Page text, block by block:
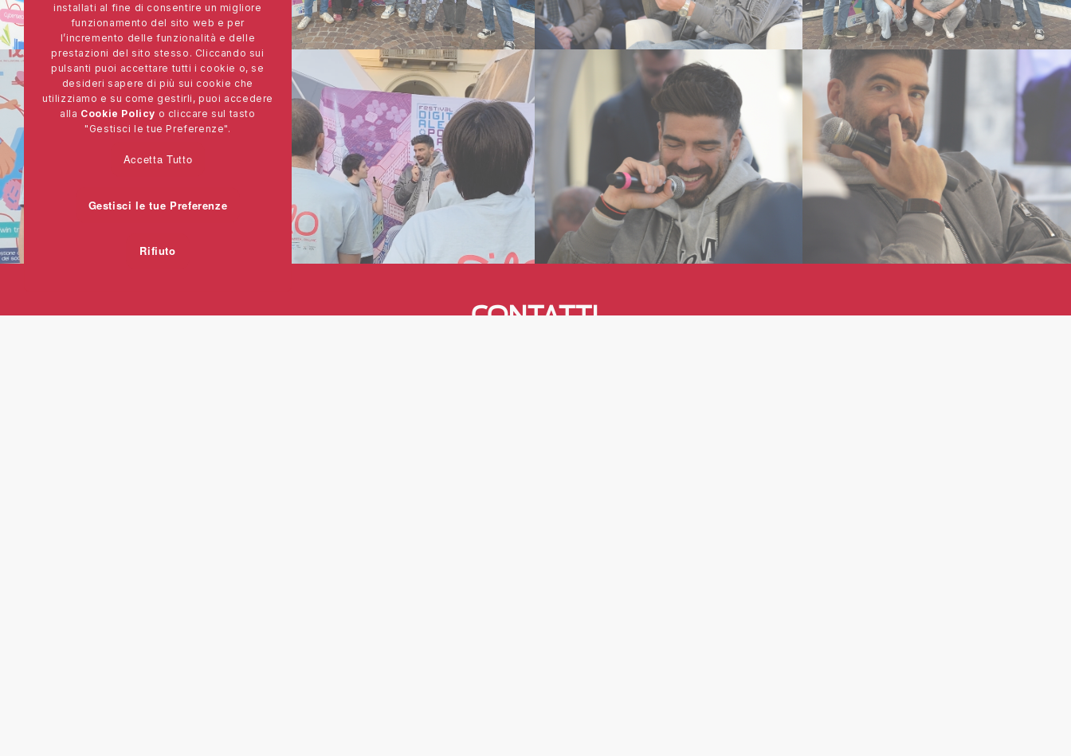
CONTATTI
installati al fine di consentire un migliore
funzionamento del sito web e per
l’incremento delle funzionalità e delle
prestazioni del sito stesso. Cliccando sui
pulsanti puoi accettare tutti i cookie o, se
desideri sapere di più sui cookie che
utilizziamo e su come gestirli, puoi accedere
alla Cookie Policy o cliccare sul tasto
"Gestisci le tue Preferenze".
Accetta Tutto
Gestisci le tue Preferenze
Rifiuto